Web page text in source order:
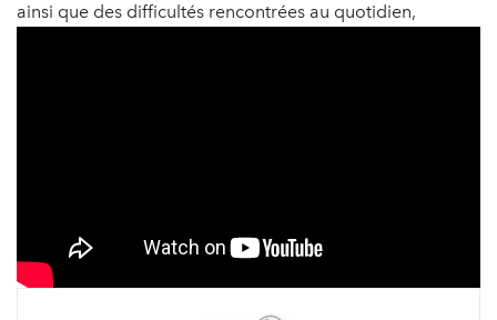
ainsi que des difficultés rencontrées au quotidien,